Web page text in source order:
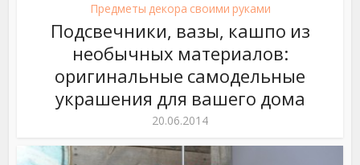
Предметы декора своими руками
Подсвечники, вазы, кашпо из
необычных материалов:
оригинальные самодельные
украшения для вашего дома
20.06.2014